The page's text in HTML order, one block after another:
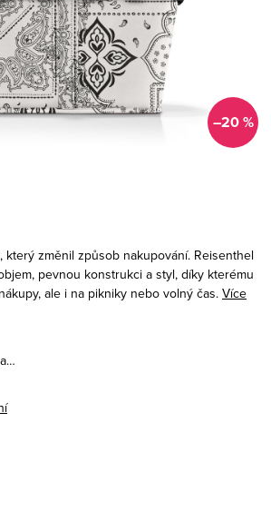
–20 %
který změnil způsob nakupování. Reisenthel
pevnou konstrukci a styl, díky kterému
ale i na pikniky nebo volný čas. Více